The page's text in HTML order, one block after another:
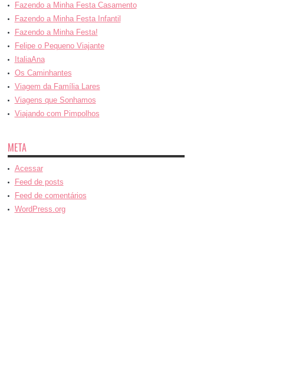
Fazendo a Minha Festa Casamento
Fazendo a Minha Festa Infantil
Fazendo a Minha Festa!
Felipe o Pequeno Viajante
ItaliaAna
Os Caminhantes
Viagem da Família Lares
Viagens que Sonhamos
Viajando com Pimpolhos
META
Acessar
Feed de posts
Feed de comentários
WordPress.org